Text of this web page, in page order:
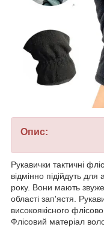
Опис:
Рукавички тактичні
відмінно підійдуть
року. Вони мають
області зап'ястя.
високоякісного
Флісовий матеріал